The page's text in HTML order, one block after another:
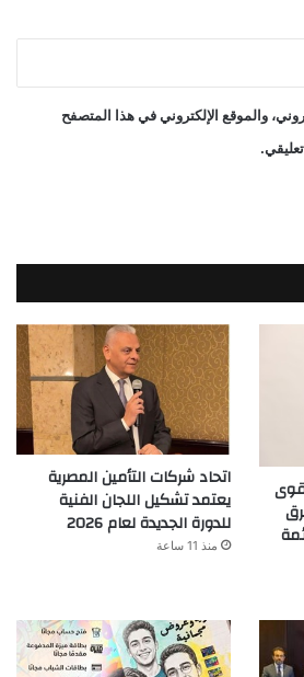
والموقع الإلكتروني في هذا المتصفح
قائمة
اتحاد شركات التأمين المصرية
يعتمد تشكيل اللجان الفنية
للدورة الجديدة لعام 2026
منذ 11 ساعة